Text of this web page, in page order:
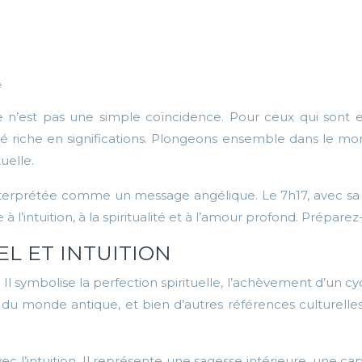
n’est pas une simple coïncidence. Pour ceux qui
riche en significations. Plongeons ensemble dans le
comme un message angélique. Le 7h17, avec
à la spiritualité et à l’amour profond.
ET INTUITION
symbolise la perfection spirituelle, l’achèvement d’un
monde antique, et bien d’autres références